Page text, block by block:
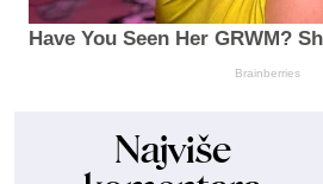
Have You Seen Her GRWM?
Brainberries
Najviše